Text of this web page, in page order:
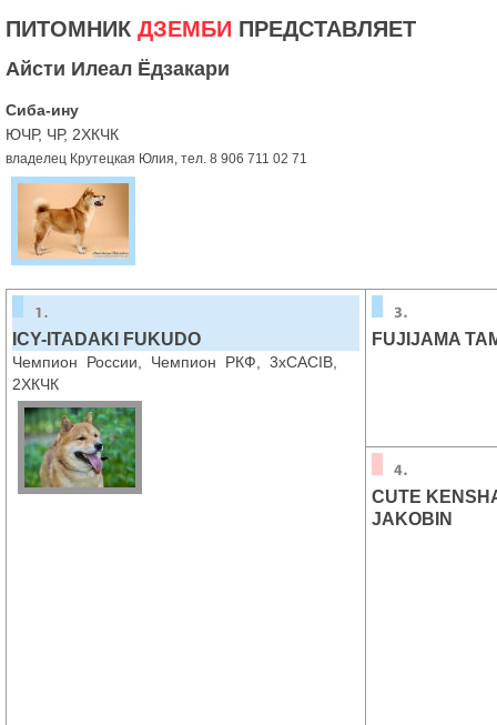
ПИТОМНИК ДЗЕМБИ ПРЕДСТАВЛЯЕТ
Айсти Илеал Ёдзакари
Сиба-ину
ЮЧР, ЧР, 2ХКЧК
владелец Крутецкая Юлия, тел. 8 906 711 02 71
ICY-ITADAKI FUKUDO
Чемпион России, Чемпион РКФ, 3хCACIB,
2ХКЧК
FUJIJAMA
CUTE
JAKOBIN